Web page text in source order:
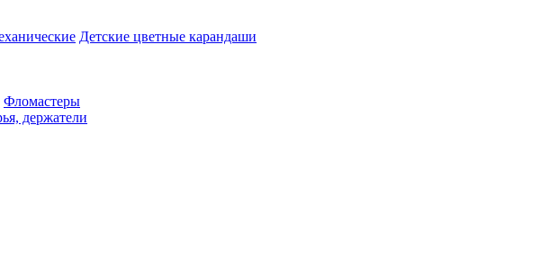
Детские цветные карандаши
Фломастеры
держатели